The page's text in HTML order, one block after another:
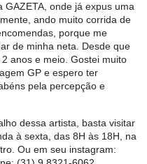
onde já expus uma
ando muito corrida de
porque me
de minha neta. Desde que
anos e meio. Gostei muito
GP e espero ter
pela percepção e
dessa artista, basta visitar
à sexta, das 8H às 18H, na
Ou em seu instagram: